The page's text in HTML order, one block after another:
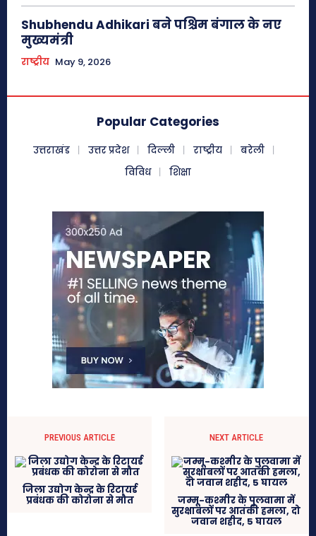
Shubhendu Adhikari बने पश्चिम बंगाल के नए
मुख्यमंत्री
राष्ट्रीय May 9, 2026
Popular Categories
उत्तराखंड उत्तर प्रदेश दिल्ली राष्ट्रीय
बरेली
विविध
शिक्षा
PREVIOUS ARTICLE
जिला उद्योग केन्द्र के रिटायर्ड
प्रबंधक की कोरोना से मौत
NEXT ARTICLE
जम्मू-कश्मीर के पुलवामा में
सुरक्षाबलों पर आतंकी हमला, दो
जवान शहीद, 5 घायल